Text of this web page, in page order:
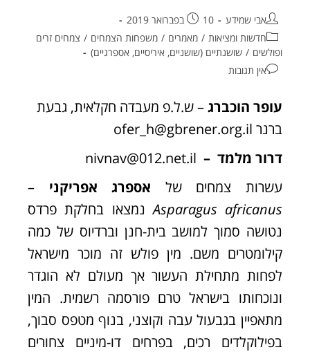
אבי שמידע
10 בפברואר 2019
חדשות ומציאות / מאמרים / משפחות הצמחים / צמחים זרים
ופולשים / שושנתיים (שושניים, איריסיים, אספרגיים)
אין תגובות
עופר הוכברג– ש.ל.פ מעבדה חקלאית, גבעת
ברנר ofer_h@gbrener.org.il
דרור מלמד – nivnav@012.net.il
עשרות צמחים של אספרג אפריקני –
Asparagus africanusנמצאו בחלקת פרדס
נטושה סמוך למושב בית-חנן וברדיוס של כמה
קילומטרים משם. מין פולש זה מוכר מישראל
לפחות מתחילת העשור אך מעולם לא הוגדר
ונוכחותו בישראל טרם פורסמה רשמית. המין
מתאפיין בגבעול עבה וקוצני, בנוף מטפס סבוך,
בפילוקלדים רכים, בפרחים דו-מיניים צחורים